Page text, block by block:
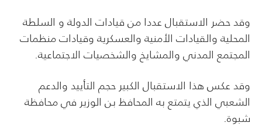
وقد حضر الاستقبال عددا من قيادات الدولة و السلطة
المحلية والقيادات الأمنية والعسكرية وقيادات منظمات
المجتمع المدني والمشايخ والشخصيات الاجتماعية.
وقد عكس هذا الاستقبال الكبير حجم التأييد والدعم
الشعبي الذي يتمتع به المحافظ بن الوزير في محافظة
شبوة.